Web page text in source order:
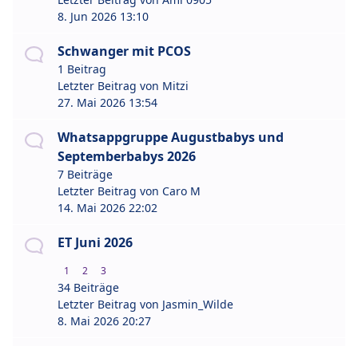
8. Jun 2026 13:10
Schwanger mit PCOS
1 Beitrag
Letzter Beitrag von Mitzi
27. Mai 2026 13:54
Whatsappgruppe Augustbabys und
Septemberbabys 2026
7 Beiträge
Letzter Beitrag von Caro M
14. Mai 2026 22:02
ET Juni 2026
1 2 3
34 Beiträge
Letzter Beitrag von Jasmin_Wilde
8. Mai 2026 20:27